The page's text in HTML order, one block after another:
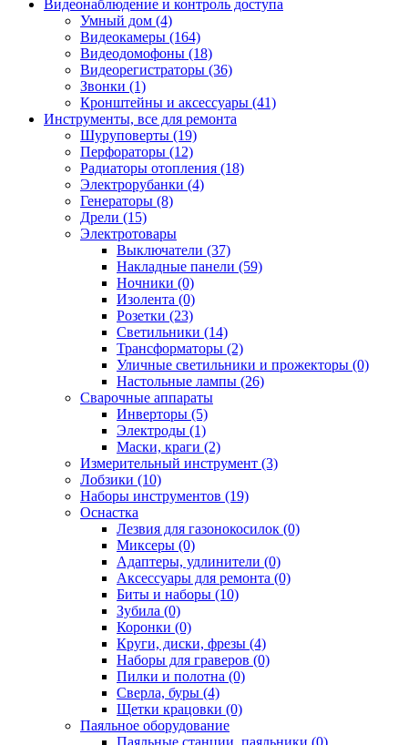
Видеонаблюдение и контроль доступа
Умный дом (4)
Видеокамеры (164)
Видеодомофоны (18)
Видеорегистраторы (36)
Звонки (1)
Кронштейны и аксессуары (41)
Инструменты, все для ремонта
Шуруповерты (19)
Перфораторы (12)
Радиаторы отопления (18)
Электрорубанки (4)
Генераторы (8)
Дрели (15)
Электротовары
Выключатели (37)
Накладные панели (59)
Ночники (0)
Изолента (0)
Розетки (23)
Светильники (14)
Трансформаторы (2)
Уличные светильники и прожекторы (0)
Настольные лампы (26)
Сварочные аппараты
Инверторы (5)
Электроды (1)
Маски, краги (2)
Измерительный инструмент (3)
Лобзики (10)
Наборы инструментов (19)
Оснастка
Лезвия для газонокосилок (0)
Миксеры (0)
Адаптеры, удлинители (0)
Аксессуары для ремонта (0)
Биты и наборы (10)
Зубила (0)
Коронки (0)
Круги, диски, фрезы (4)
Наборы для граверов (0)
Пилки и полотна (0)
Сверла, буры (4)
Щетки крацовки (0)
Паяльное оборудование